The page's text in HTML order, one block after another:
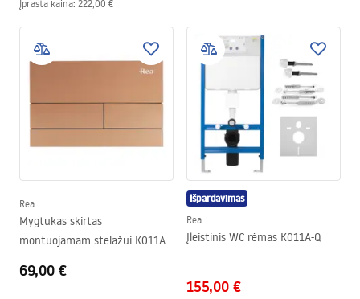
Įprasta kaina: 222,00 €
Rea
Mygtukas skirtas
montuojamam stelažui K011A-
Copper/Brushed Rose Gold
69,00 €
Išpardavimas
Rea
Įleistinis WC rėmas K011A-Q
155,00 €